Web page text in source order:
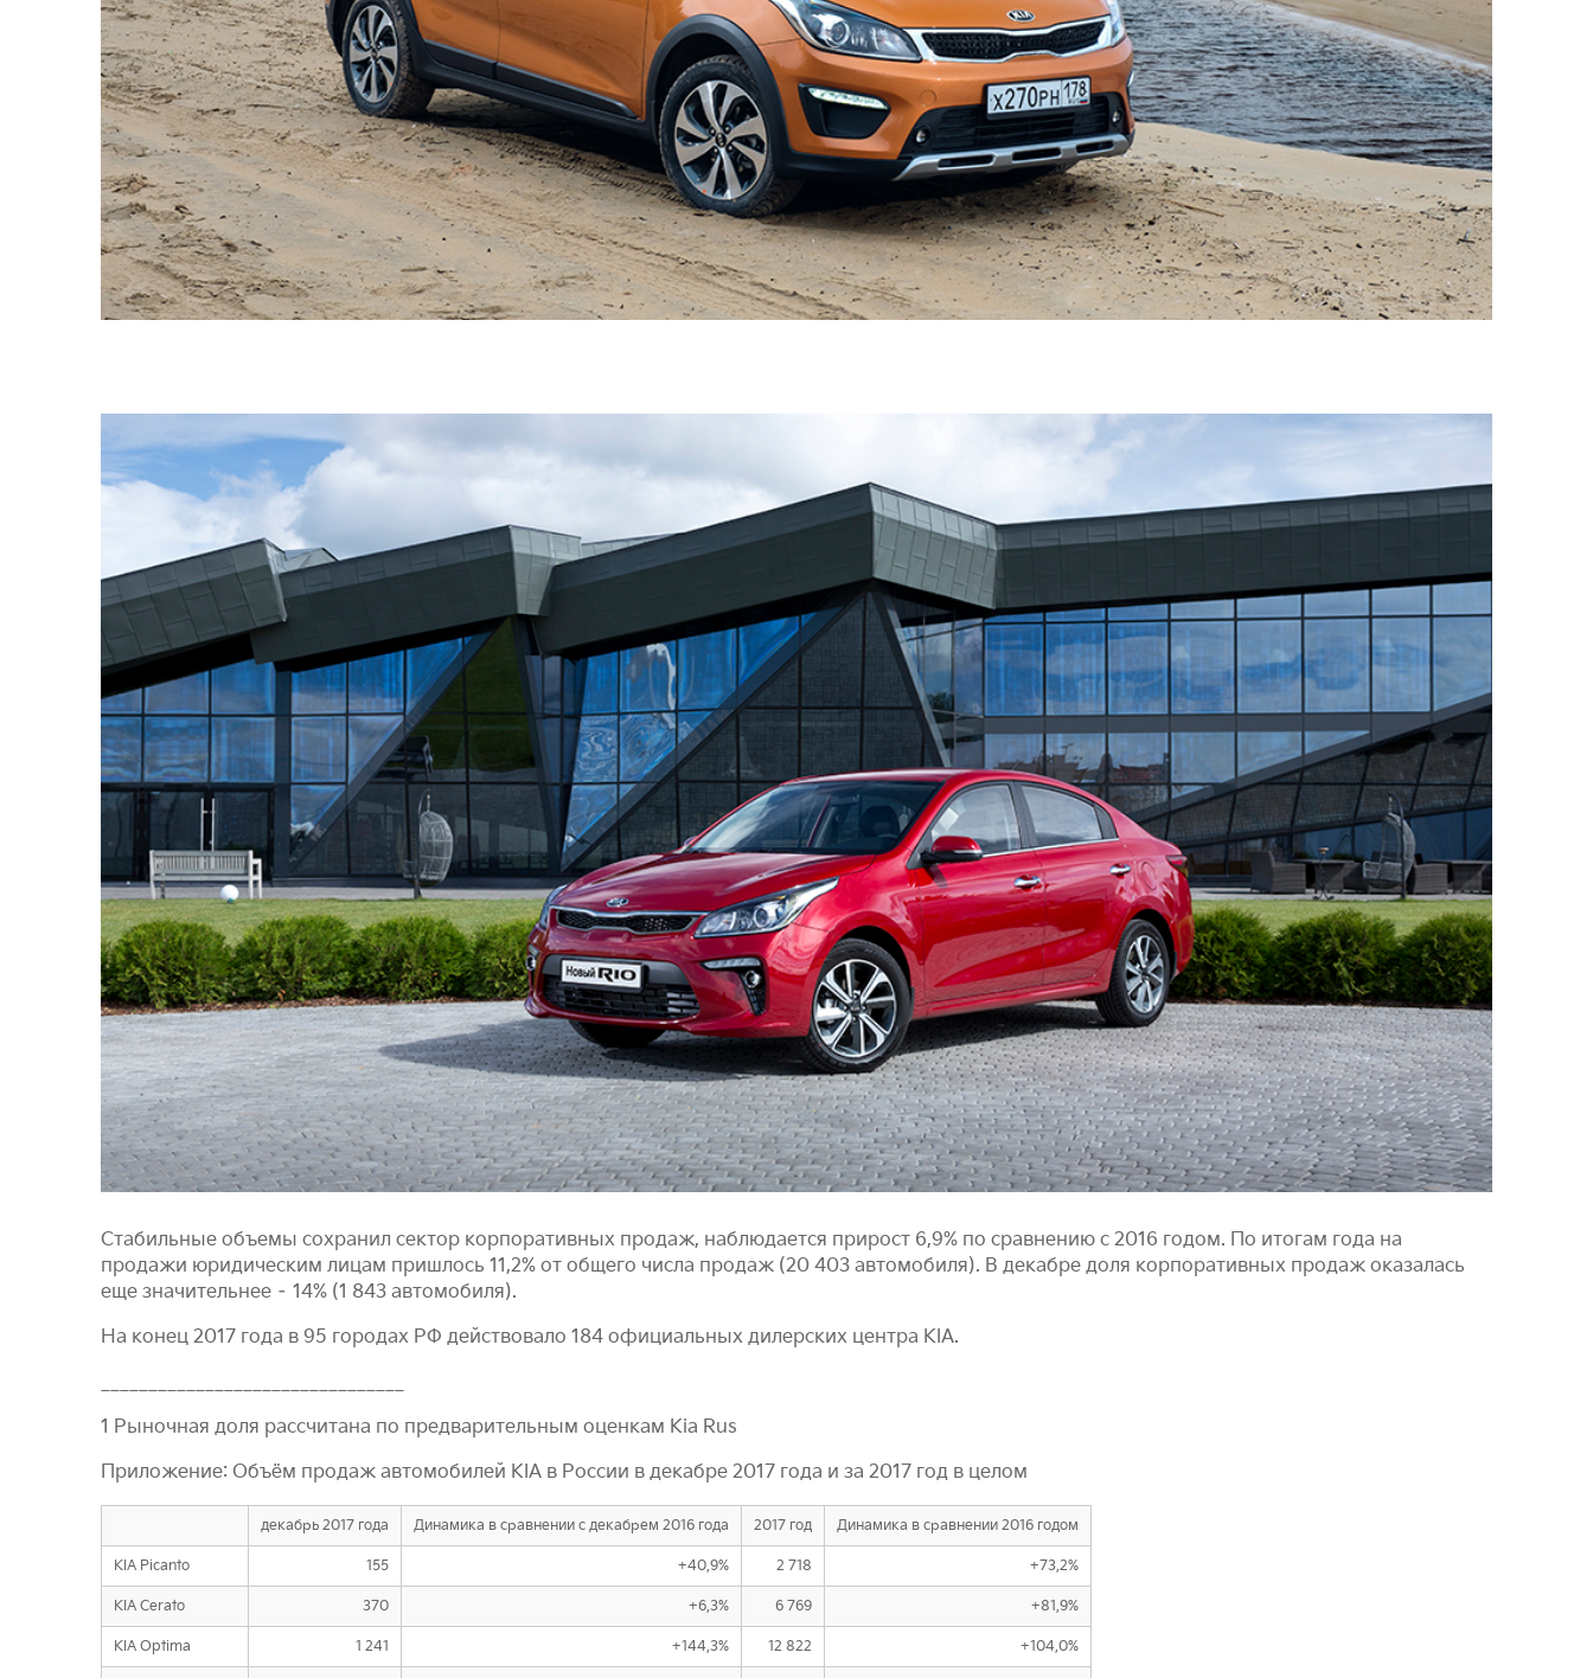
Стабильные объемы сохранил сектор корпоративных продаж, наблюдается прирост 6,9% по сравнению с 2016 годом. По итогам года на
продажи юридическим лицам пришлось 11,2% от общего числа продаж (20 403 автомобиля). В декабре доля корпоративных продаж оказалась
еще значительнее – 14% (1 843 автомобиля).
На конец 2017 года в 95 городах РФ действовало 184 официальных дилерских центра KIA.
1 Рыночная доля рассчитана по предварительным оценкам Kia Rus
Приложение: Объём продаж автомобилей KIA в России в декабре 2017 года и за 2017 год в целом
декабрь 2017 года Динамика в сравнении с декабрем 2016 года 2017 год Динамика в сравнении 2016 годом
KIA Picanto 155 +40,9% 2 718 +73,2%
KIA Cerato 370 +6,3% 6 769 +81,9%
KIA Optima 1 241 +144,3% 12 822 +104,0%